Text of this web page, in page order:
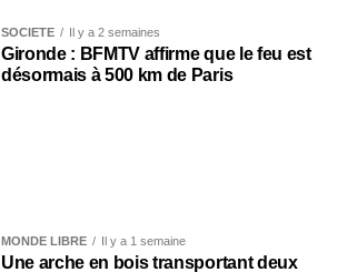
SOCIÉTÉ Il y a 2 semaines
Gironde : BFMTV affirme que le feu est
désormais à 500 km de Paris
MONDE LIBRE Il y a 1 semaine
Une arche en bois transportant deux